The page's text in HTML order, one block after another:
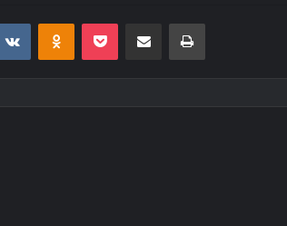
VK OK Pocket Compartilhar via e-mail Imprimir